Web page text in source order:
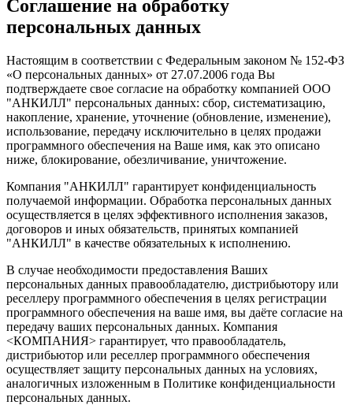
Соглашение на обработку
персональных данных
Настоящим в соответствии с Федеральным законом № 152-ФЗ
«О персональных данных» от 27.07.2006 года Вы
подтверждаете свое согласие на обработку компанией ООО
"АНКИЛЛ" персональных данных: сбор, систематизацию,
накопление, хранение, уточнение (обновление, изменение),
использование, передачу исключительно в целях продажи
программного обеспечения на Ваше имя, как это описано
ниже, блокирование, обезличивание, уничтожение.
Компания "АНКИЛЛ" гарантирует конфиденциальность
получаемой информации. Обработка персональных данных
осуществляется в целях эффективного исполнения заказов,
договоров и иных обязательств, принятых компанией
"АНКИЛЛ" в качестве обязательных к исполнению.
В случае необходимости предоставления Ваших
персональных данных правообладателю, дистрибьютору или
реселлеру программного обеспечения в целях регистрации
программного обеспечения на ваше имя, вы даёте согласие на
передачу ваших персональных данных. Компания
<КОМПАНИЯ> гарантирует, что правообладатель,
дистрибьютор или реселлер программного обеспечения
осуществляет защиту персональных данных на условиях,
аналогичных изложенным в Политике конфиденциальности
персональных данных.